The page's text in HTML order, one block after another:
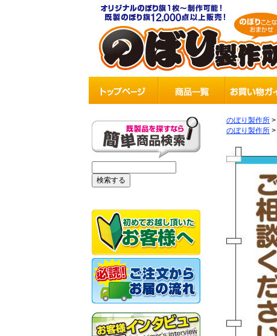
のぼり製作所 >
のぼり製作所 >